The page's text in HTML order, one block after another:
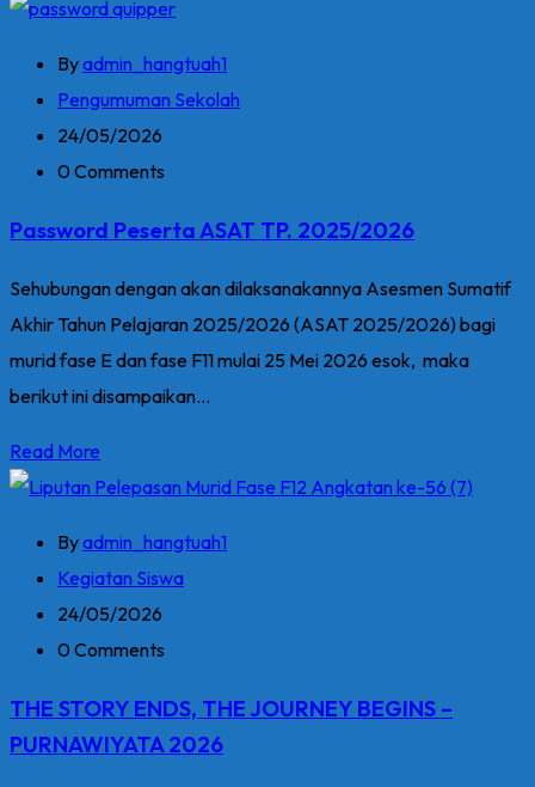
Byadmin_hangtuah1
Pengumuman Sekolah
24/05/2026
0 Comments
Password Peserta ASAT TP. 2025/2026
Sehubungan dengan akan dilaksanakannya Asesmen Sumatif
Akhir Tahun Pelajaran 2025/2026 (ASAT 2025/2026) bagi
murid fase E dan fase F11 mulai 25 Mei 2026 esok, maka
berikut ini disampaikan...
Read More
Byadmin_hangtuah1
Kegiatan Siswa
24/05/2026
0 Comments
THE STORY ENDS, THE JOURNEY BEGINS –
PURNAWIYATA 2026